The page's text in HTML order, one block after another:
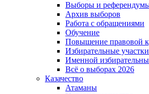
Выборы и
Архив выборов
Работа с обращениями
Обучение
Повышение правовой
Избирательные участки
Именной
Всё о выборах 2026
Казачество
Атаманы